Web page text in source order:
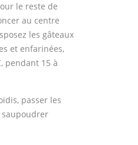
le reste de
au centre
les gâteaux
et enfarinées,
pendant 15 à
passer les